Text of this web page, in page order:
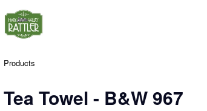
Products
Tea Towel - B&W 967